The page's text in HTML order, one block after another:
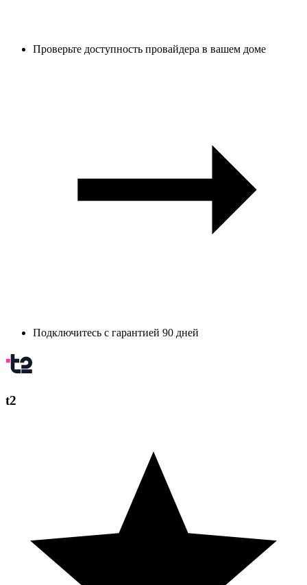
Проверьте доступность провайдера в вашем доме
Подключитесь с гарантией 90 дней
t2